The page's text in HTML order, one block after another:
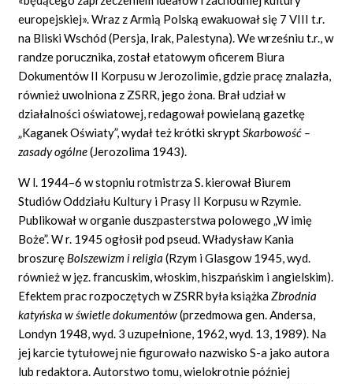
europejskiej». Wraz z Armią Polską ewakuował się 7 VIII t.r.
na Bliski Wschód (Persja, Irak, Palestyna). We wrześniu t.r., w
randze porucznika, został etatowym oficerem Biura
Dokumentów II Korpusu w Jerozolimie, gdzie pracę znalazła,
również uwolniona z ZSRR, jego żona. Brał udział w
działalności oświatowej, redagował powielaną gazetkę
„Kaganek Oświaty”, wydał też krótki skryptSkarbowość –
zasady ogólne(Jerozolima 1943).
W l. 1944–6 w stopniu rotmistrza S. kierował Biurem
Studiów Oddziału Kultury i Prasy II Korpusu w Rzymie.
Publikował w organie duszpasterstwa polowego „W imię
Boże”. W r. 1945 ogłosił pod pseud. Władysław Kania
broszurę Bolszewizm i religia(Rzym i Glasgow 1945, wyd.
również w jęz. francuskim, włoskim, hiszpańskim i angielskim).
Efektem prac rozpoczętych w ZSRR była książkaZbrodnia
katyńska w świetle dokumentów(przedmowa gen. Andersa,
Londyn 1948, wyd. 3 uzupełnione, 1962, wyd. 13, 1989). Na
jej karcie tytułowej nie figurowało nazwisko S-a jako autora
lub redaktora. Autorstwo tomu, wielokrotnie później